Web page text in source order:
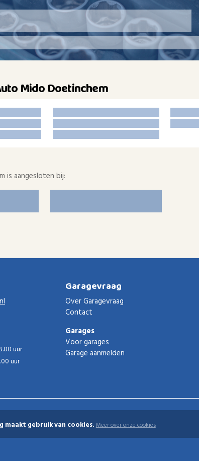
Mido Doetinchem
is aangesloten bij:
uur
uur
Garagevraag
Over Garagevraag
Contact
Garages
Voor garages
Garage aanmelden
- Alle rechten voorbehouden
maakt gebruik van cookies.Meer over onze cookies